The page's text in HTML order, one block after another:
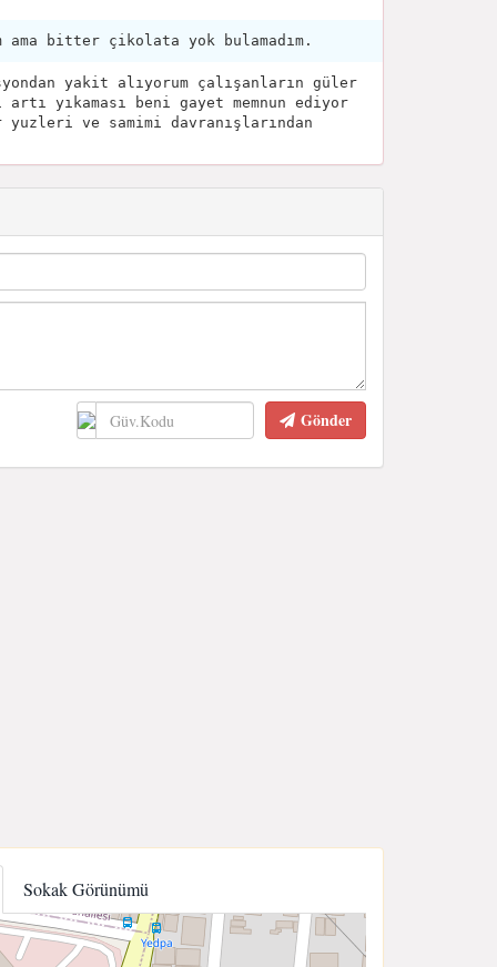
ama bitter çikolata yok bulamadım.
yakit alıyorum çalışanların güler
yıkaması beni gayet memnun ediyor
ve samimi davranışlarından
Gönder
Sokak Görünümü